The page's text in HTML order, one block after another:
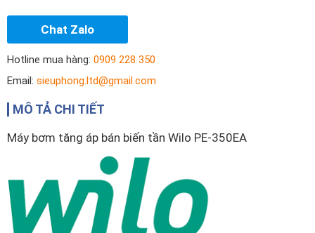
Chat Zalo
Hotline mua hàng: 0909 228 350
Email: sieuphong.ltd@gmail.com
MÔ TẢ CHI TIẾT
Máy bơm tăng áp bán biến tần Wilo PE-350EA